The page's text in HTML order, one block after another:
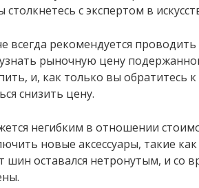
с экспертом в
всегда рекомендуется
рыночную цену
и, как только вы обратитесь
снизить цену.
негибким в отношении
новые аксессуары, такие
шин оставался нетронутым, и со